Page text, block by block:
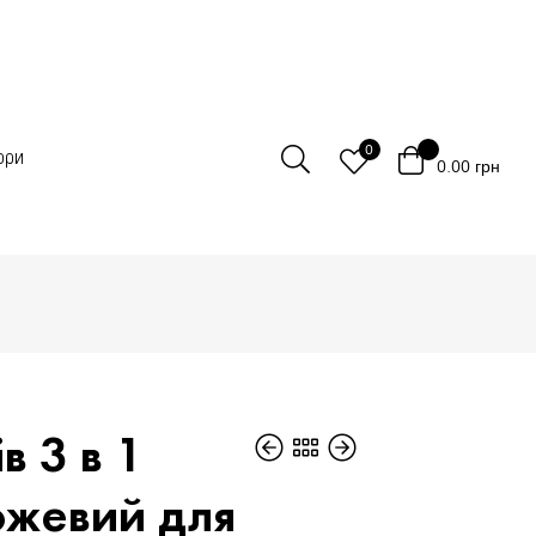
0
0.00 грн
3 в 1
для